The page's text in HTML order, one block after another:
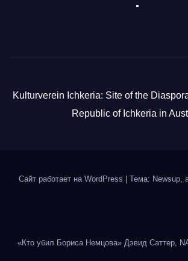
Kulturverein Ichkeria: Site of the
Republic of Ichkeria in
Сайт работает на WordPress Тема: Newsup,
«Кто убил Бориса Немцова» Дэвид Саттер,